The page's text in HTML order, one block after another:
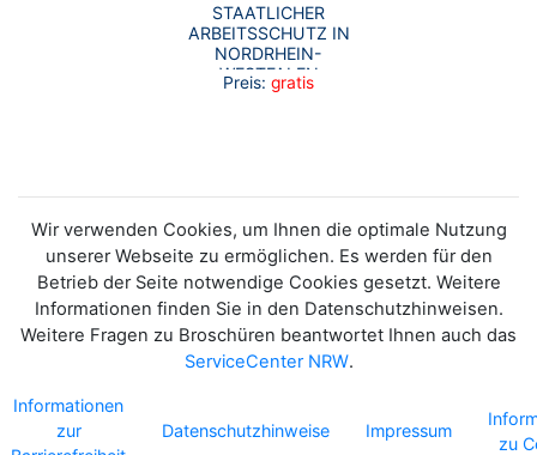
STAATLICHER
ARBEITSSCHUTZ IN
NORDRHEIN-
WESTFALEN
Preis: gratis
Wir verwenden Cookies, um Ihnen die optimale Nutzung
unserer Webseite zu ermöglichen. Es werden für den
Betrieb der Seite notwendige Cookies gesetzt. Weitere
Informationen finden Sie in den Datenschutzhinweisen.
Weitere Fragen zu Broschüren beantwortet Ihnen auch das
ServiceCenter NRW.
Informationen
zur
Datenschutzhinweise Impressum
zu